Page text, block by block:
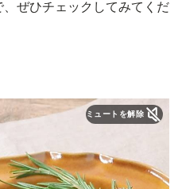
ぜひチェックしてみてくだ
ミュートを解除